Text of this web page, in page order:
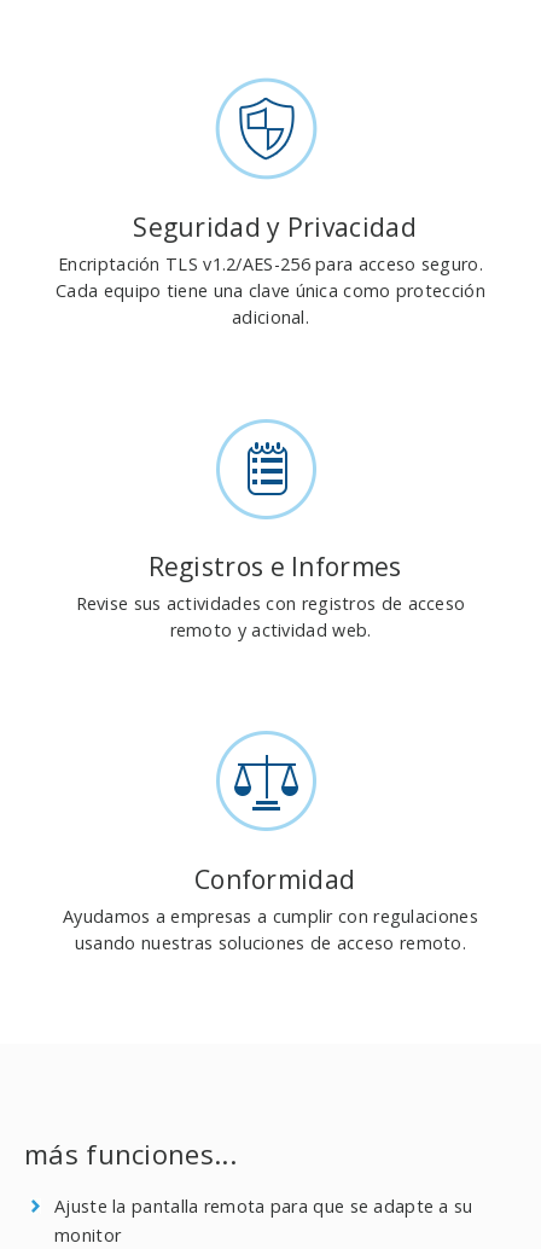
Seguridad y Privacidad
Encriptación TLS v1.2/AES-256 para acceso seguro.
Cada equipo tiene una clave única como protección
adicional.
Registros e Informes
Revise sus actividades con registros de acceso
remoto y actividad web.
Conformidad
Ayudamos a empresas a cumplir con regulaciones
usando nuestras soluciones de acceso remoto.
más funciones...
Ajuste la pantalla remota para que se adapte a su
monitor